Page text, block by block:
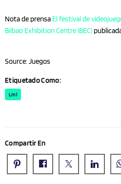
Nota de prensa El festival de
Bilbao Exhibition Centre (BEC)
Source: Juegos
Etiquetado Como:
Lml
Compartir En